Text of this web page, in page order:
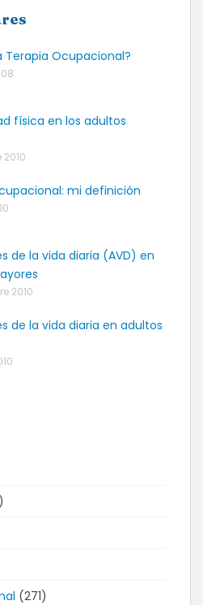
Terapia Ocupacional?
física en los adultos
mi definición
de la vida diaria (AVD) en
2010
de la vida diaria en adultos
(271)